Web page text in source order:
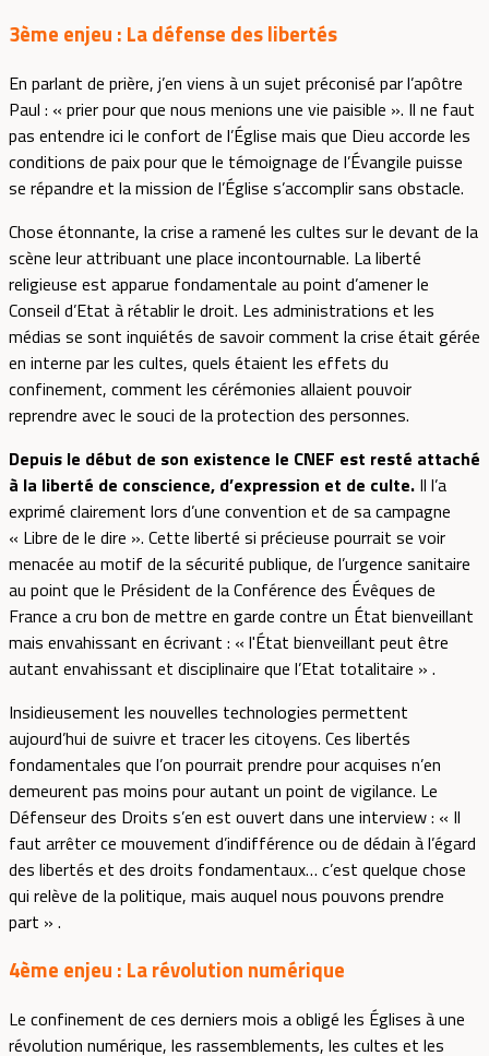
3ème enjeu : La défense des libertés
En parlant de prière, j’en viens à un sujet préconisé par l’apôtre
Paul : « prier pour que nous menions une vie paisible ». Il ne faut
pas entendre ici le confort de l’Église mais que Dieu accorde les
conditions de paix pour que le témoignage de l’Évangile puisse
se répandre et la mission de l’Église s’accomplir sans obstacle.
Chose étonnante, la crise a ramené les cultes sur le devant de la
scène leur attribuant une place incontournable. La liberté
religieuse est apparue fondamentale au point d’amener le
Conseil d’Etat à rétablir le droit. Les administrations et les
médias se sont inquiétés de savoir comment la crise était gérée
en interne par les cultes, quels étaient les effets du
confinement, comment les cérémonies allaient pouvoir
reprendre avec le souci de la protection des personnes.
Depuis le début de son existence le CNEF est resté attaché
à la liberté de conscience, d’expression et de culte. Il l’a
exprimé clairement lors d’une convention et de sa campagne
« Libre de le dire ». Cette liberté si précieuse pourrait se voir
menacée au motif de la sécurité publique, de l’urgence sanitaire
au point que le Président de la Conférence des Évêques de
France a cru bon de mettre en garde contre un État bienveillant
mais envahissant en écrivant : « l'État bienveillant peut être
autant envahissant et disciplinaire que l’Etat totalitaire » .
Insidieusement les nouvelles technologies permettent
aujourd’hui de suivre et tracer les citoyens. Ces libertés
fondamentales que l’on pourrait prendre pour acquises n’en
demeurent pas moins pour autant un point de vigilance. Le
Défenseur des Droits s’en est ouvert dans une interview : « Il
faut arrêter ce mouvement d’indifférence ou de dédain à l’égard
des libertés et des droits fondamentaux… c’est quelque chose
qui relève de la politique, mais auquel nous pouvons prendre
part » .
4ème enjeu : La révolution numérique
Le confinement de ces derniers mois a obligé les Églises à une
révolution numérique, les rassemblements, les cultes et les